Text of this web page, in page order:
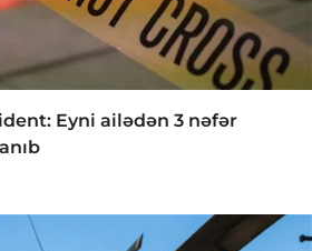
Eyni ailədən 3 nəfər